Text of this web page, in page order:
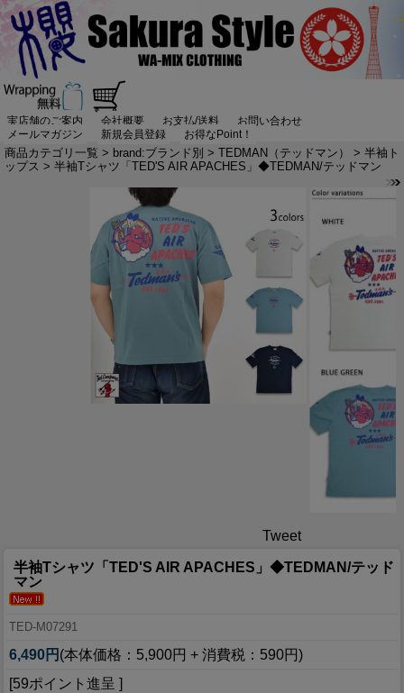
実店舗のご案内 会社概要 お支払/送料
お問い合わせ
メールマガジン
新規会員登録 お得なPoint！
商品カテゴリ一覧 > brand:ブランド別 > TEDMAN（テッドマン） > 半袖ト
ップス > 半袖Tシャツ「TED'S AIR APACHES」◆TEDMAN/テッドマン
Tweet
半袖Tシャツ「TED'S AIR APACHES」◆TEDMAN/テッド
マン
TED-M07291
6,490円 (本体価格：5,900円 + 消費税：590円)
[59ポイント進呈 ]